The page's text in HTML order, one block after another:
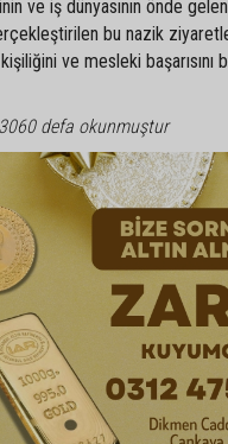
ve iş dünyasının önde
bu nazik
ve mesleki başarısını
defa okunmuştur